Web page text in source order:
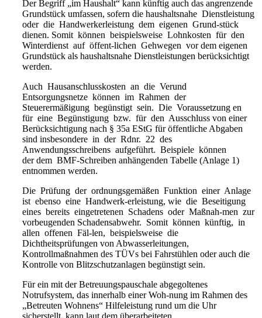
Der Begriff „im Haushalt“ kann künftig auch das angrenzende
Grundstück umfassen, sofern die haushaltsnahe Dienstleistung
oder die Handwerkerleistung dem eigenen Grund-stück
dienen. Somit können beispielsweise Lohnkosten für den
Winterdienst auf öffent-lichen Gehwegen vor dem eigenen
Grundstück als haushaltsnahe Dienstleistungen berücksichtigt
werden.
Auch Hausanschlusskosten an die Verund
Entsorgungsnetze können im Rahmen der
Steuerermäßigung begünstigt sein. Die Voraussetzung en
für eine Begünstigung bzw. für den Ausschluss von einer
Berücksichtigung nach § 35a EStG für öffentliche Abgaben
sind insbesondere in der Rdnr. 22 des
Anwendungsschreibens aufgeführt. Beispiele können
der dem BMF-Schreiben anhängenden Tabelle (Anlage 1)
entnommen werden.
Die Prüfung der ordnungsgemäßen Funktion einer Anlage
ist ebenso eine Handwerk-erleistung, wie die Beseitigung
eines bereits eingetretenen Schadens oder Maßnah-men zur
vorbeugenden Schadensabwehr. Somit können künftig, in
allen offenen Fäl-len, beispielsweise die
Dichtheitsprüfungen von Abwasserleitungen,
Kontrollmaßnahmen des TÜVs bei Fahrstühlen oder auch die
Kontrolle von Blitzschutzanlagen begünstigt sein.
Für ein mit der Betreuungspauschale abgegoltenes
Notrufsystem, das innerhalb einer Woh-nung im Rahmen des
„Betreuten Wohnens“ Hilfeleistung rund um die Uhr
sicherstellt, kann laut dem überarbeiteten